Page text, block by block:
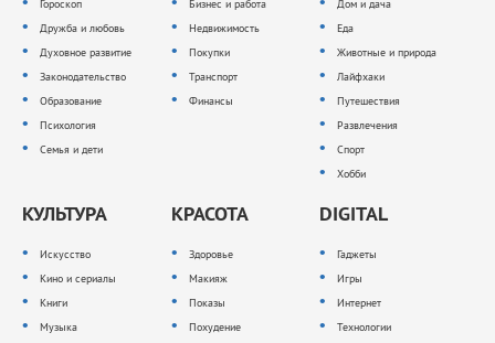
Гороскоп
Дружба и любовь
Духовное развитие
Законодательство
Образование
Психология
Семья и дети
Бизнес и работа
Недвижимость
Покупки
Транспорт
Финансы
Дом и дача
Еда
Животные и природа
Лайфхаки
Путешествия
Развлечения
Спорт
Хобби
КУЛЬТУРА
Искусство
Кино и сериалы
Книги
Музыка
КРАСОТА
Здоровье
Макияж
Показы
Похудение
DIGITAL
Гаджеты
Игры
Интернет
Технологии